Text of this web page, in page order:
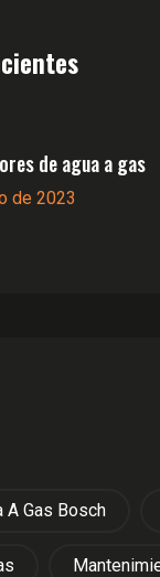
de agua a gas
de 2023
A Gas Bosch